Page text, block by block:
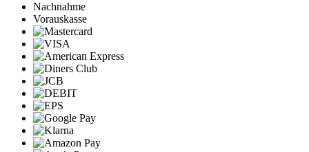
Nachnahme
Vorauskasse